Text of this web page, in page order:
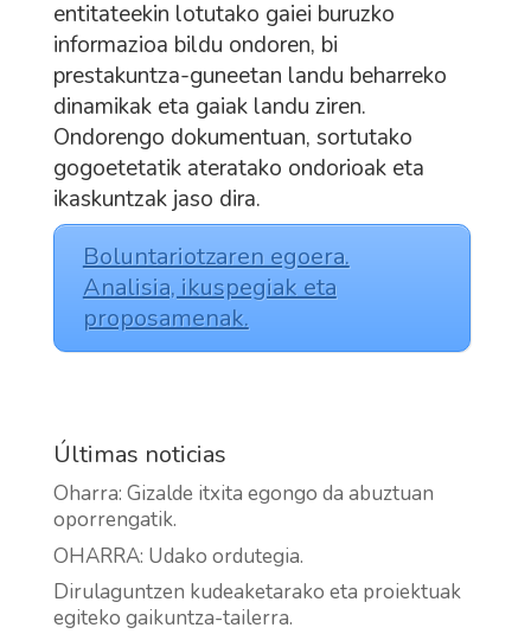
entitateekin lotutako gaiei buruzko
informazioa bildu ondoren, bi
prestakuntza-guneetan landu beharreko
dinamikak eta gaiak landu ziren.
Ondorengo dokumentuan, sortutako
gogoetetatik ateratako ondorioak eta
ikaskuntzak jaso dira.
Boluntariotzaren egoera.
Analisia, ikuspegiak eta
proposamenak.
Últimas noticias
Oharra: Gizalde itxita egongo da abuztuan
oporrengatik.
OHARRA: Udako ordutegia.
Dirulaguntzen kudeaketarako eta proiektuak
egiteko gaikuntza-tailerra.